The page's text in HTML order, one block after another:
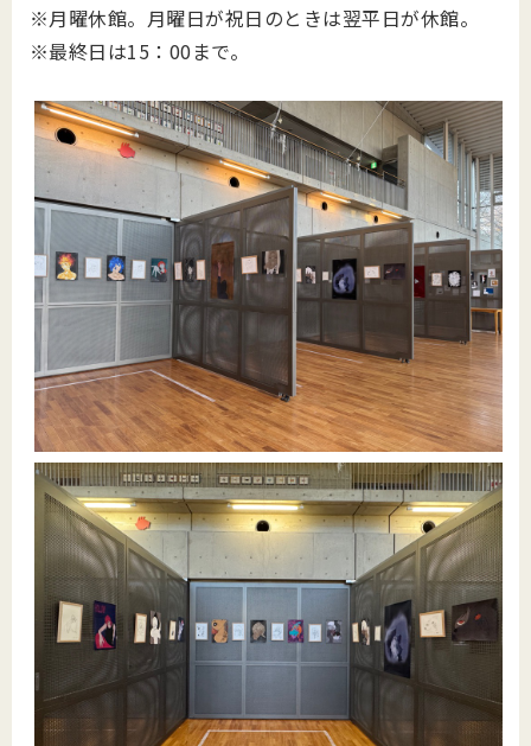
※月曜休館。月曜日が祝日のときは翌平日が休館。
※最終日は15：00まで。